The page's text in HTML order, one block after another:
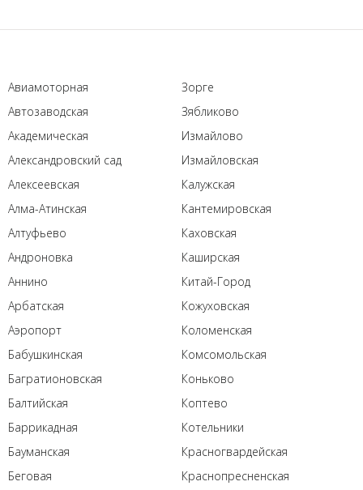
Авиамоторная
Автозаводская
Академическая
Александровский сад
Алексеевская
Алма-Атинская
Алтуфьево
Андроновка
Аннино
Арбатская
Аэропорт
Бабушкинская
Багратионовская
Балтийская
Баррикадная
Бауманская
Беговая
Зорге
Зябликово
Измайлово
Измайловская
Калужская
Кантемировская
Каховская
Каширская
Китай-Город
Кожуховская
Коломенская
Комсомольская
Коньково
Коптево
Котельники
Красногвардейская
Краснопресненская